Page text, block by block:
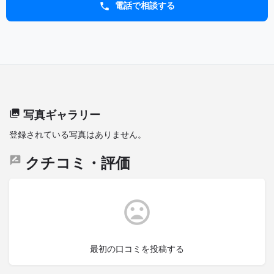
電話で相談する
写真ギャラリー
登録されている写真はありません。
クチコミ・評価
最初の口コミを投稿する